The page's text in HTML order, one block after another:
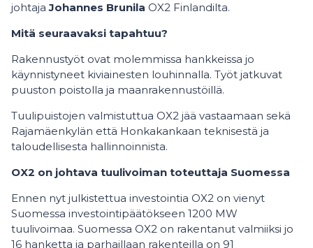
johtajaJohannes Brunila OX2 Finlandilta.
Mitä seuraavaksi tapahtuu?
Rakennustyöt ovat molemmissa hankkeissa jo
käynnistyneet kiviainesten louhinnalla. Työt jatkuvat
puuston poistolla ja maanrakennustöillä.
Tuulipuistojen valmistuttua OX2 jää vastaamaan sekä
Rajamäenkylän että Honkakankaan teknisestä ja
taloudellisesta hallinnoinnista.
OX2 on johtava tuulivoiman toteuttaja Suomessa
Ennen nyt julkistettua investointia OX2 on vienyt
Suomessa investointipäätökseen 1200 MW
tuulivoimaa. Suomessa OX2 on rakentanut valmiiksi jo
16 hanketta ja parhaillaan rakenteilla on 91